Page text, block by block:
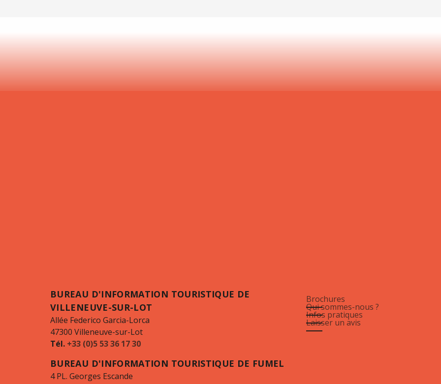
BUREAU D'INFORMATION TOURISTIQUE DE
VILLENEUVE-SUR-LOT
Allée Federico Garcia-Lorca
47300 Villeneuve-sur-Lot
Tél. +33 (0)5 53 36 17 30
BUREAU D'INFORMATION TOURISTIQUE DE FUMEL
4 PL. Georges Escande
Brochures
Qui sommes-nous ?
Infos pratiques
Laisser un avis